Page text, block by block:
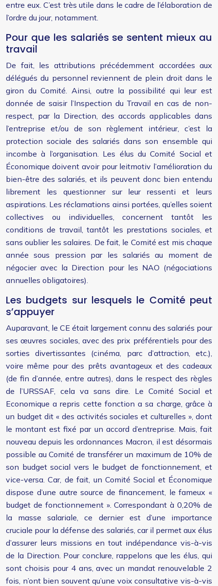
entre eux. C’est très utile dans le cadre de l’élaboration de
l’ordre du jour, notamment.
Pour que les salariés se sentent mieux au
travail
De fait, les attributions précédemment accordées aux
délégués du personnel reviennent de plein droit dans le
giron du Comité. Ainsi, outre la possibilité qui leur est
donnée de saisir l’Inspection du Travail en cas de non-
respect, par la Direction, des accords applicables dans
l’entreprise et/ou de son règlement intérieur, c’est la
protection sociale des salariés dans son ensemble qui
incombe à l’organisation. Les élus du Comité Social et
Économique doivent avoir pour leitmotiv l’amélioration du
bien-être des salariés, et ils peuvent donc bien entendu
librement les questionner sur leur ressenti et leurs
aspirations. Les réclamations ainsi portées, qu’elles soient
collectives ou individuelles, concernent tantôt les
conditions de travail, tantôt les prestations sociales, et
sans oublier les salaires. De fait, le Comité est mis chaque
année sous pression par les salariés au moment de
négocier avec la Direction pour les NAO (négociations
annuelles obligatoires).
Les budgets sur lesquels le Comité peut
s’appuyer
Auparavant, le CE était largement connu des salariés pour
ses œuvres sociales, avec des prix préférentiels pour des
sorties divertissantes (cinéma, parc d’attraction, etc.),
voire même pour des prêts avantageux et des cadeaux
(de fin d’année, entre autres), dans le respect des règles
de l’URSSAF, cela va sans dire. Le Comité Social et
Economique a repris cette fonction a sa charge, grâce à
un budget dit « des activités sociales et culturelles », dont
le montant est fixé par un accord d’entreprise. Mais, fait
nouveau depuis les ordonnances Macron, il est désormais
possible au Comité de transférer un maximum de 10% de
son budget social vers le budget de fonctionnement, et
vice-versa. Car, de fait, un Comité Social et Économique
dispose d’une autre source de financement, le fameux «
budget de fonctionnement ». Correspondant à 0,20% de
la masse salariale, ce dernier est d’une importance
cruciale pour la défense des salariés, car il permet aux élus
d’assurer leurs missions en tout indépendance vis-à-vis
de la Direction. Pour conclure, rappelons que les élus, qui
sont choisis pour 4 ans, avec un mandat renouvelable 2
fois, n’ont bien souvent qu’une voix consultative vis-à-vis